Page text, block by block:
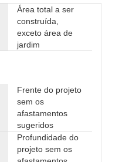
Área total a ser
construída,
exceto área de
jardim
Frente do projeto
sem os
afastamentos
sugeridos
Profundidade do
projeto sem os